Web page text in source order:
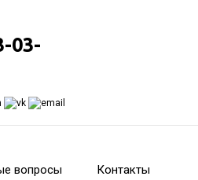
03-
вопросы Контакты